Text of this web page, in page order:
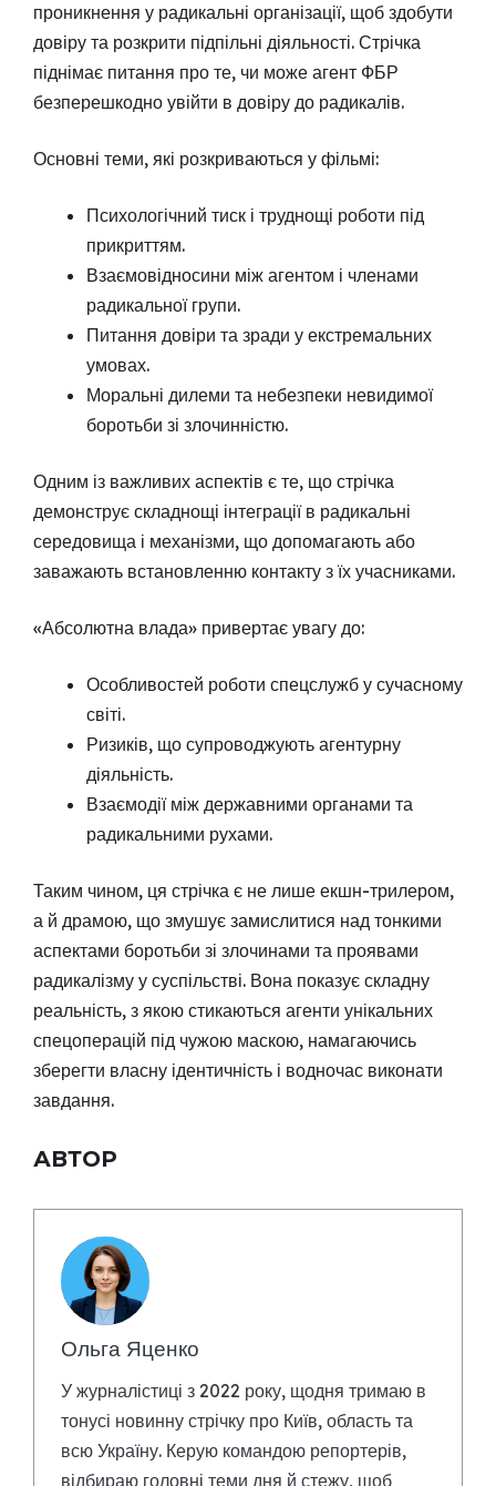
проникнення у радикальні організації, щоб здобути
довіру та розкрити підпільні діяльності. Стрічка
піднімає питання про те, чи може агент ФБР
безперешкодно увійти в довіру до радикалів.
Основні теми, які розкриваються у фільмі:
Психологічний тиск і труднощі роботи під
прикриттям.
Взаємовідносини між агентом і членами
радикальної групи.
Питання довіри та зради у екстремальних
умовах.
Моральні дилеми та небезпеки невидимої
боротьби зі злочинністю.
Одним із важливих аспектів є те, що стрічка
демонструє складнощі інтеграції в радикальні
середовища і механізми, що допомагають або
заважають встановленню контакту з їх учасниками.
«Абсолютна влада» привертає увагу до:
Особливостей роботи спецслужб у сучасному
світі.
Ризиків, що супроводжують агентурну
діяльність.
Взаємодії між державними органами та
радикальними рухами.
Таким чином, ця стрічка є не лише екшн-трилером,
а й драмою, що змушує замислитися над тонкими
аспектами боротьби зі злочинами та проявами
радикалізму у суспільстві. Вона показує складну
реальність, з якою стикаються агенти унікальних
спецоперацій під чужою маскою, намагаючись
зберегти власну ідентичність і водночас виконати
завдання.
АВТОР
Ольга Яценко
У журналістиці з 2022 року, щодня тримаю в
тонусі новинну стрічку про Київ, область та
всю Україну. Керую командою репортерів,
відбираю головні теми дня й стежу, щоб